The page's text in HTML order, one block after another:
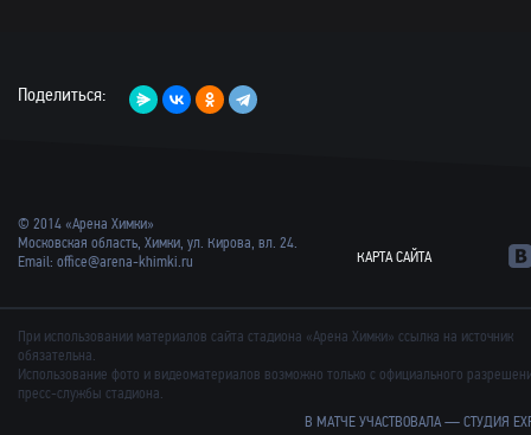
Поделиться:
© 2014 «Арена Химки»
Московская область, Химки, ул. Кирова, вл. 24.
Email: office@arena-khimki.ru КАРТА САЙТА
При использовании материалов сайта стадиона «Арена Химки» ссылка на источник
обязательна.
Использование фото и видеоматериалов возможно только с официального
пресс-службы стадиона.
В МАТЧЕ УЧАСТВОВАЛА —СТУДИЯ